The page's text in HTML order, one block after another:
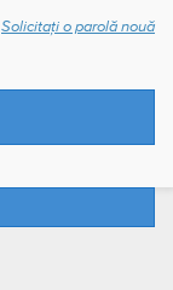
Solicitați o parolă nouă